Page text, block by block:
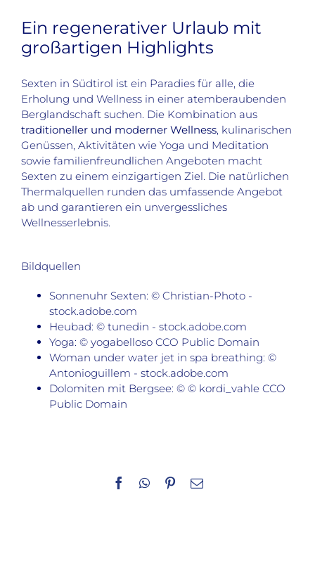
Ein regenerativer Urlaub mit
großartigen Highlights
Sexten in Südtirol ist ein Paradies für alle, die
Erholung und Wellness in einer atemberaubenden
Berglandschaft suchen. Die Kombination aus
traditioneller und moderner Wellness, kulinarischen
Genüssen, Aktivitäten wie Yoga und Meditation
sowie familienfreundlichen Angeboten macht
Sexten zu einem einzigartigen Ziel. Die natürlichen
Thermalquellen runden das umfassende Angebot
ab und garantieren ein unvergessliches
Wellnesserlebnis.
Bildquellen
Sonnenuhr Sexten: © Christian-Photo -
stock.adobe.com
Heubad: © tunedin - stock.adobe.com
Yoga: © yogabelloso CCO Public Domain
Woman under water jet in spa breathing: ©
Antonioguillem - stock.adobe.com
Dolomiten mit Bergsee: © © kordi_vahle CCO
Public Domain
Facebook
WhatsApp
Pinterest
E-